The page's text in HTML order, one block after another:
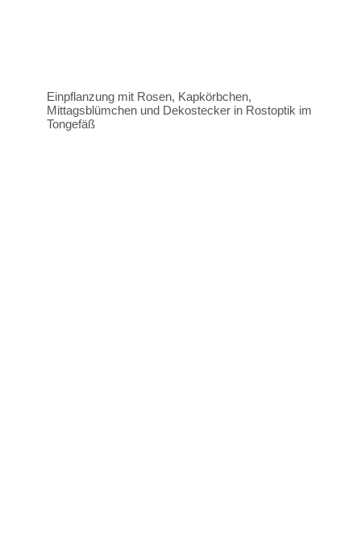
Einpflanzung mit Rosen, Kapkörbchen,
Mittagsblümchen und Dekostecker in Rostoptik im
Tongefäß